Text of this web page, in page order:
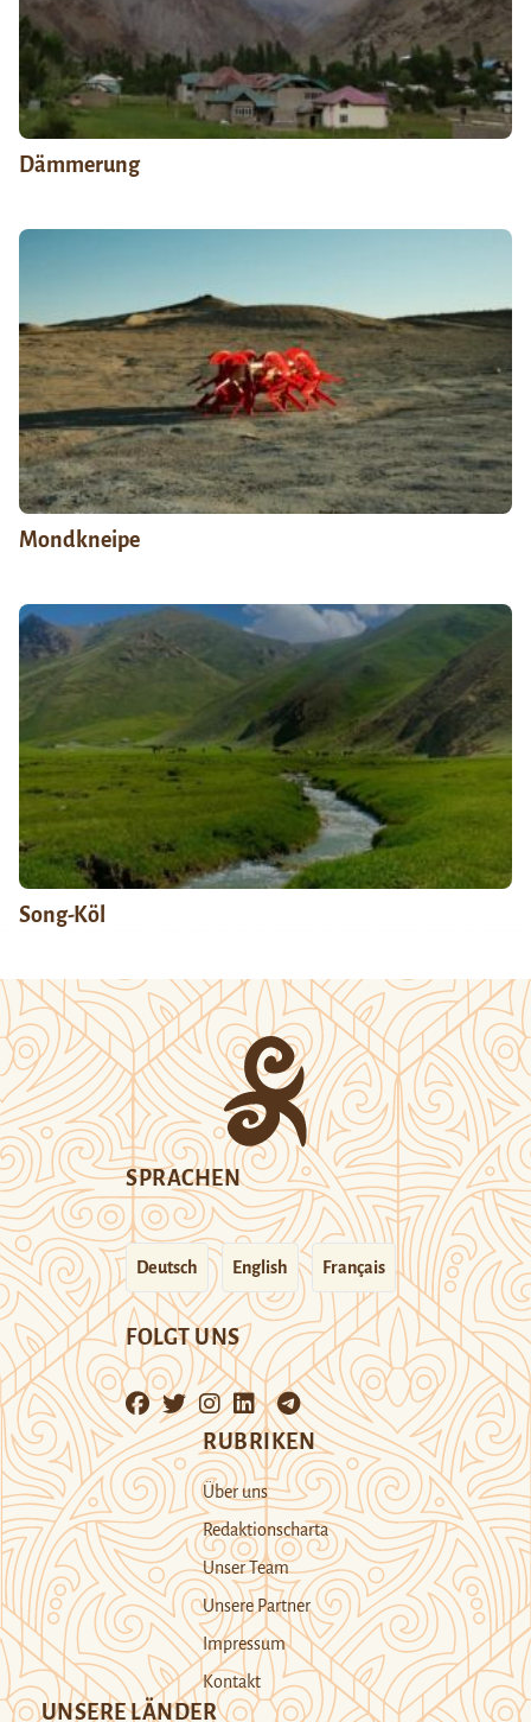
Dämmerung
Mondkneipe
Song-Köl
SPRACHEN
Deutsch English Français
FOLGT UNS
RUBRIKEN
Über uns
Redaktionscharta
Unser Team
Unsere Partner
Impressum
Kontakt
UNSERE LÄNDER